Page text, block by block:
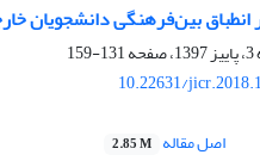
انطباق بین‌فرهنگی دانشجویان
131-159
10.22631/
اصل مقاله 2.85 M